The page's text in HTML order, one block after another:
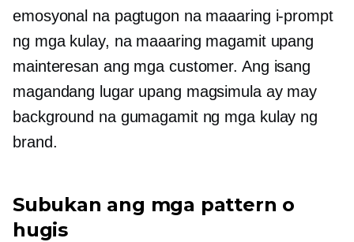
emosyonal na pagtugon na maaaring i-prompt
ng mga kulay, na maaaring magamit upang
mainteresan ang mga customer. Ang isang
magandang lugar upang magsimula ay may
background na gumagamit ng mga kulay ng
brand.
Subukan ang mga pattern o
hugis